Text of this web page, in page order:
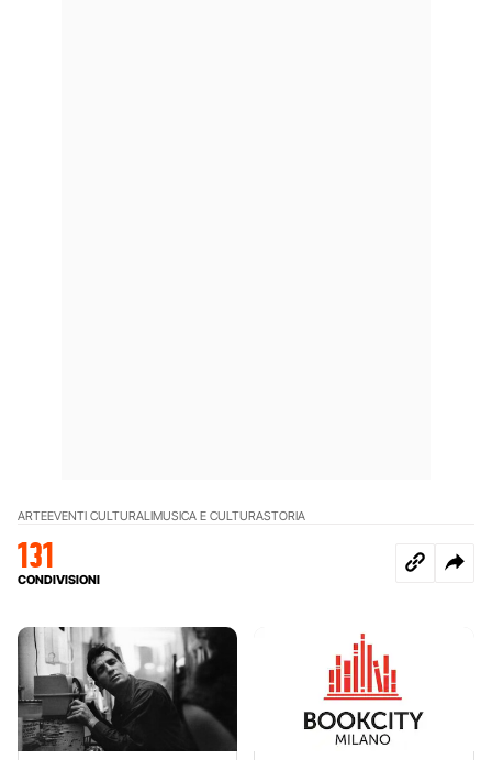
ARTEEVENTI CULTURALIMUSICA E CULTURASTORIA
131
CONDIVISIONI